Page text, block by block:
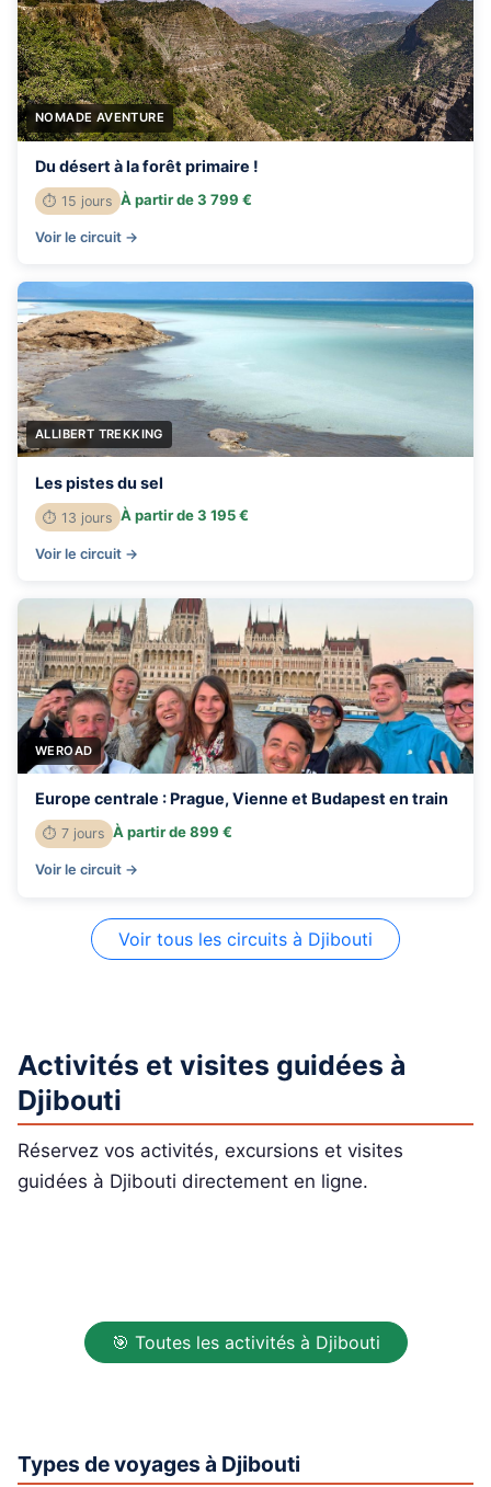
NOMADE AVENTURE
Du désert à la forêt primaire !
⏱ 15 jours À partir de 3 799 €
Voir le circuit →
ALLIBERT TREKKING
Les pistes du sel
⏱ 13 jours À partir de 3 195 €
Voir le circuit →
WEROAD
Europe centrale : Prague, Vienne et Budapest en train
⏱ 7 jours À partir de 899 €
Voir le circuit →
Voir tous les circuits à Djibouti
Activités et visites guidées à
Djibouti
Réservez vos activités, excursions et visites
guidées à Djibouti directement en ligne.
🎯 Toutes les activités à Djibouti
Types de voyages à Djibouti